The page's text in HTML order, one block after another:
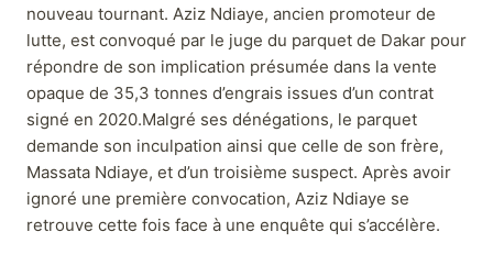
nouveau tournant. Aziz Ndiaye, ancien promoteur de
lutte, est convoqué par le juge du parquet de Dakar pour
répondre de son implication présumée dans la vente
opaque de 35,3 tonnes d’engrais issues d’un contrat
signé en 2020.Malgré ses dénégations, le parquet
demande son inculpation ainsi que celle de son frère,
Massata Ndiaye, et d’un troisième suspect. Après avoir
ignoré une première convocation, Aziz Ndiaye se
retrouve cette fois face à une enquête qui s’accélère.